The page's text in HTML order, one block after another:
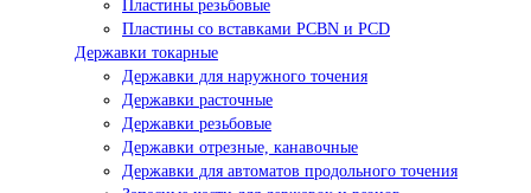
Пластины резьбовые
Пластины со вставками PCBN и PCD
Державки токарные
Державки для наружного точения
Державки расточные
Державки резьбовые
Державки отрезные, канавочные
Державки для автоматов продольного точения